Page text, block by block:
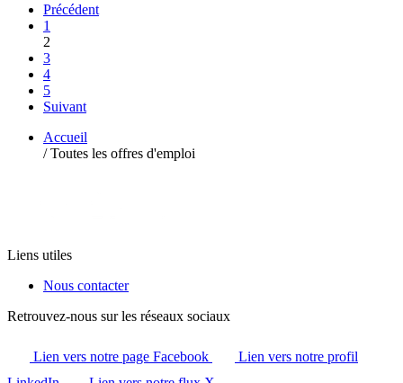
Précédent
1
2
3
4
5
Suivant
Accueil
/ Toutes les offres d'emploi
Liens utiles
Nous contacter
Retrouvez-nous sur les réseaux sociaux
Lien vers notre page Facebook
Lien vers notre profil